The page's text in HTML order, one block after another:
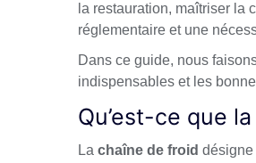
la restauration, maîtriser la
réglementaire et une
Dans ce guide, nous
indispensables et les
Qu’est-ce que
La chaîne de froid désigne